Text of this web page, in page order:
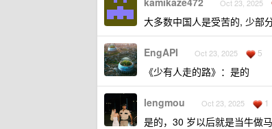
Oct 23, 2025
大多数中国人是受苦的, 少部
EngAPI Oct 23, 2025 5
《少有人走的路》：是的
lengmou Oct 23, 2025 1
是的，30 岁以后就是当牛做